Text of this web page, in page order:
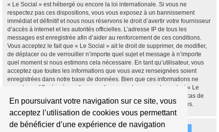
En poursuivant votre navigation sur ce site, vous
acceptez l’utilisation de cookies vous permettant
de bénéficier d’une expérience de navigation
« Le Social » est hébergé ou encore la loi internationale. Si vous ne
respectez pas ces dispositions, vous vous exposez à un bannissement
immédiat et définitif et nous nous réservons le droit d’avertir votre fournisseur
d’accès à internet et les autorités officielles. L’adresse IP de tous les
messages est enregistrée afin d’aider au renforcement de ces conditions.
Vous acceptez le fait que « Le Social » ait le droit de supprimer, de modifier,
de déplacer ou de verrouiller n’importe quel sujet et message à n’importe
quel moment si nous estimons cela nécessaire. En tant qu’utilisateur, vous
acceptez que toutes les informations que vous avez renseignées soient
enregistrées dans notre base de données. Bien que ces informations ne
seront pas diffusées à une tierce partie sans votre consentement, ni « Le
Social », ni phpBB, ne pourront être tenus comme responsables en cas de
tentative de piratage informatique visant à compromettre vos données.